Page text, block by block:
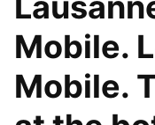
Mobile.
Mobile.